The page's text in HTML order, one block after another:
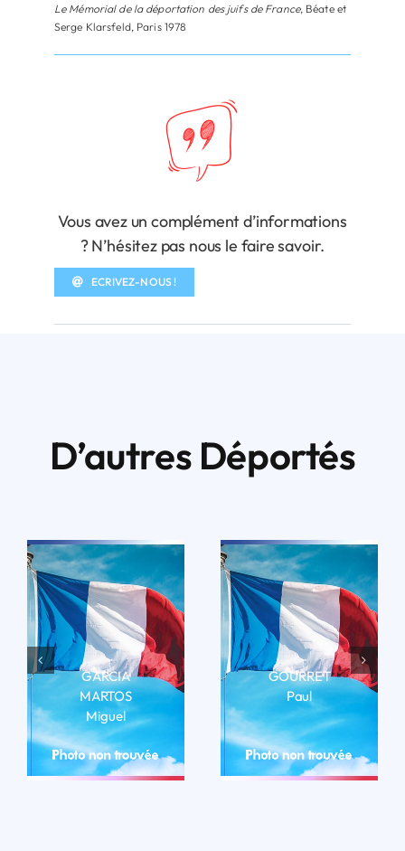
Le Mémorial de la déportation des juifs de France, Béate et
Serge Klarsfeld, Paris 1978
Vous avez un complément d’informations
? N’hésitez pas nous le faire savoir.
ECRIVEZ-NOUS !
D’autres Déportés
GARCIA
MARTOS
Miguel
LIRE LA BIO
GOURRET
Paul
LIRE LA BIO